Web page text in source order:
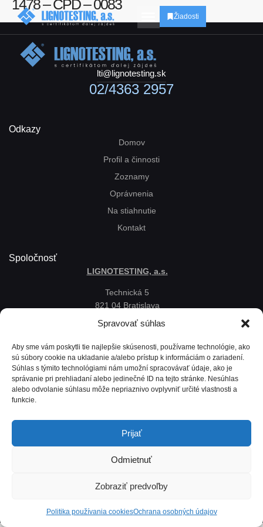
Spravovať súhlas
Aby sme vám poskytli tie najlepšie skúsenosti, používame technológie, ako
sú súbory cookie na ukladanie a/alebo prístup k informáciám o zariadení.
Súhlas s týmito technológiami nám umožní spracovávať údaje, ako je
správanie pri prehliadaní alebo jedinečné ID na tejto stránke. Nesúhlas
alebo odvolanie súhlasu môže nepriaznivo ovplyvniť určité vlastnosti a
funkcie.
Prijať
Odmietnuť
Zobraziť predvoľby
Politika používania cookiesOchrana osobných údajov
Žiadosti
1478 – CPD – 0083
lti@lignotesting.sk
02/4363 2957
Odkazy
Domov
Profil a činnosti
Zoznamy
Oprávnenia
Na stiahnutie
Kontakt
Spoločnosť
LIGNOTESTING, a.s.
Technická 5
821 04 Bratislava
Slovenská republika
Politika používania cookies
Mapa
Lignotesting, a. s. © 2024 | Všetky práva vyhradené. | Vytvoril: Marek Heinfarth.